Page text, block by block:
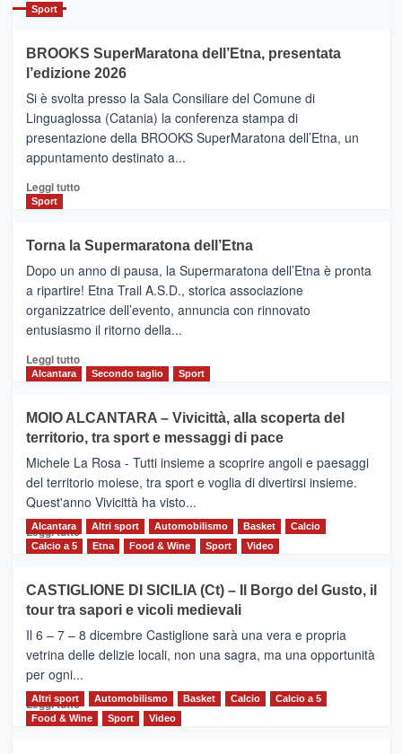
con
la
Al
via
i
collegamenti
Sport
BROOKS SuperMaratona dell’Etna, presentata
l’edizione 2026
Si è svolta presso la Sala Consiliare del Comune di
Linguaglossa (Catania) la conferenza stampa di
presentazione della BROOKS SuperMaratona dell’Etna, un
appuntamento destinato a...
Leggi tuttoLeggi
BROOKS
SuperMaratona
dell’Etna,
presentata
l’edizione
2026
Sport
Torna la Supermaratona dell’Etna
Dopo un anno di pausa, la Supermaratona dell’Etna è pronta
a ripartire! Etna Trail A.S.D., storica associazione
organizzatrice dell’evento, annuncia con rinnovato
entusiasmo il ritorno della...
Leggi tuttoLeggi
Torna
la
Supermaratona
dell’Etna
Alcantara Secondo taglio Sport
MOIO ALCANTARA – Vivicittà, alla scoperta del
territorio, tra sport e messaggi di pace
Michele La Rosa - Tutti insieme a scoprire angoli e paesaggi
del territorio moiese, tra sport e voglia di divertirsi insieme.
Quest'anno Vivicittà ha visto...
Leggi tutto Leggi
MOIO
ALCANTARA
–
Vivicittà,
alla
scoperta
del
territorio,
Alcantara Altri sport Automobilismo Basket
Calcio
Calcio a 5
Etna Food & Wine Sport Video
CASTIGLIONE DI SICILIA (Ct) – Il Borgo del Gusto, il
tour tra sapori e vicoli medievali
Il 6 – 7 – 8 dicembre Castiglione sarà una vera e propria
vetrina delle delizie locali, non una sagra, ma una opportunità
per ogni...
Leggi tuttoLeggi
di
Altri sport Automobilismo Basket Calcio
Calcio a 5
Food & Wine
Sport Video